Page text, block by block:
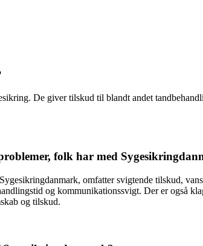
De giver tilskud til blandt andet
folk har med
omfatter svigtende tilskud,
og kommunikationssvigt. Der er også
og tilskud.